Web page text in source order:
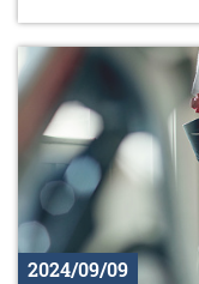
2024/09/09